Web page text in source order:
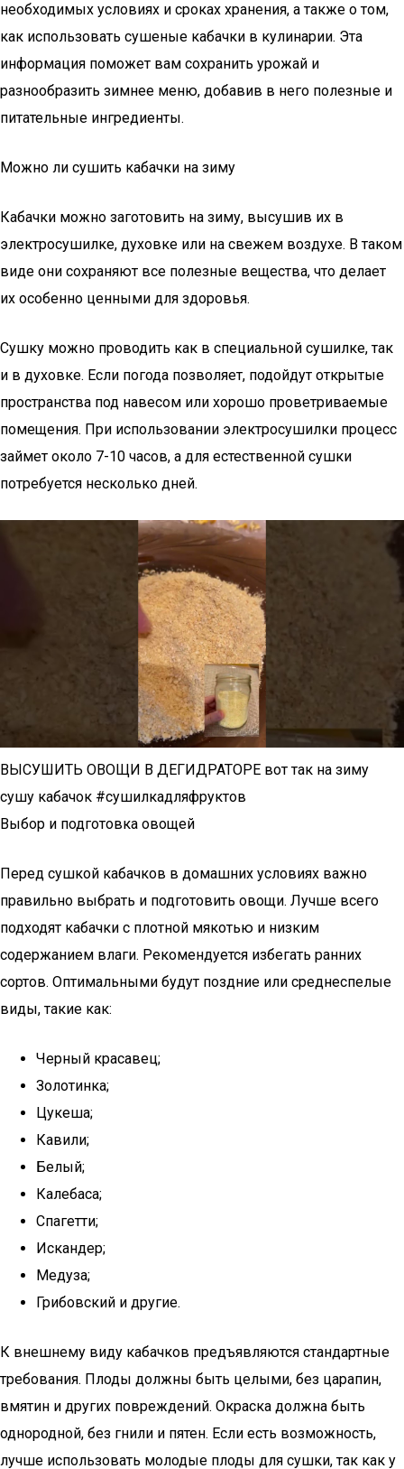
необходимых условиях и сроках хранения, а также о том,
как использовать сушеные кабачки в кулинарии. Эта
информация поможет вам сохранить урожай и
разнообразить зимнее меню, добавив в него полезные и
питательные ингредиенты.
Можно ли сушить кабачки на зиму
Кабачки можно заготовить на зиму, высушив их в
электросушилке, духовке или на свежем воздухе. В таком
виде они сохраняют все полезные вещества, что делает
их особенно ценными для здоровья.
Сушку можно проводить как в специальной сушилке, так
и в духовке. Если погода позволяет, подойдут открытые
пространства под навесом или хорошо проветриваемые
помещения. При использовании электросушилки процесс
займет около 7-10 часов, а для естественной сушки
потребуется несколько дней.
ВЫСУШИТЬ ОВОЩИ В ДЕГИДРАТОРЕ вот так на зиму
сушу кабачок #сушилкадляфруктов
Выбор и подготовка овощей
Перед сушкой кабачков в домашних условиях важно
правильно выбрать и подготовить овощи. Лучше всего
подходят кабачки с плотной мякотью и низким
содержанием влаги. Рекомендуется избегать ранних
сортов. Оптимальными будут поздние или среднеспелые
виды, такие как:
Черный красавец;
Золотинка;
Цукеша;
Кавили;
Белый;
Калебаса;
Спагетти;
Искандер;
Медуза;
Грибовский и другие.
К внешнему виду кабачков предъявляются стандартные
требования. Плоды должны быть целыми, без царапин,
вмятин и других повреждений. Окраска должна быть
однородной, без гнили и пятен. Если есть возможность,
лучше использовать молодые плоды для сушки, так как у